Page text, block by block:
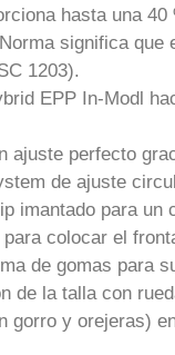
hasta una
significa que
1203).
EPP In-Modl
ajuste perfecto
de ajuste
imantado para un
colocar el
de gomas para
de la talla con
gorro y orejeras)